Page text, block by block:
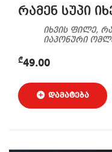
რამენ სუპი
იხვის ფილე,
იაპონური
₾49.00